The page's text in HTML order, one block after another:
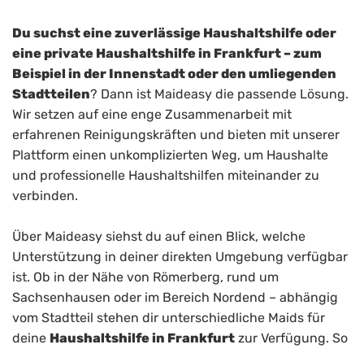
Du suchst eine zuverlässige Haushaltshilfe oder
eine private Haushaltshilfe in Frankfurt – zum
Beispiel in der Innenstadt oder den umliegenden
Stadtteilen? Dann ist Maideasy die passende Lösung.
Wir setzen auf eine enge Zusammenarbeit mit
erfahrenen Reinigungskräften und bieten mit unserer
Plattform einen unkomplizierten Weg, um Haushalte
und professionelle Haushaltshilfen miteinander zu
verbinden.
Über Maideasy siehst du auf einen Blick, welche
Unterstützung in deiner direkten Umgebung verfügbar
ist. Ob in der Nähe von Römerberg, rund um
Sachsenhausen oder im Bereich Nordend – abhängig
vom Stadtteil stehen dir unterschiedliche Maids für
deine Haushaltshilfe in Frankfurt zur Verfügung. So